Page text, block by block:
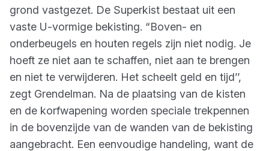
grond vastgezet. De Superkist bestaat uit een
vaste U-vormige bekisting. “Boven- en
onderbeugels en houten regels zijn niet nodig. Je
hoeft ze niet aan te schaffen, niet aan te brengen
en niet te verwijderen. Het scheelt geld en tijd’’,
zegt Grendelman. Na de plaatsing van de kisten
en de korfwapening worden speciale trekpennen
in de bovenzijde van de wanden van de bekisting
aangebracht. Een eenvoudige handeling, want de